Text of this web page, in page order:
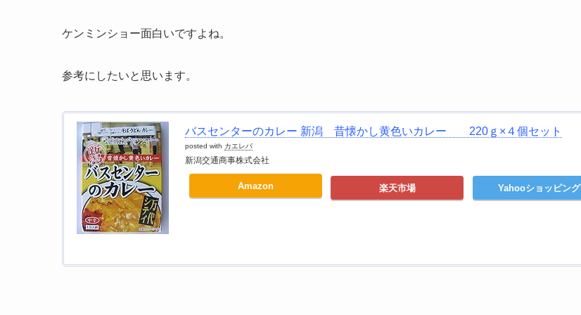
ケンミンショー面白いですよね。
参考にしたいと思います。
バスセンターのカレー 新潟 昔懐かし黄色いカレー 220ｇ×４個セット
posted with カエレバ
新潟交通商事株式会社
Amazon 楽天市場 Yahooショッピング